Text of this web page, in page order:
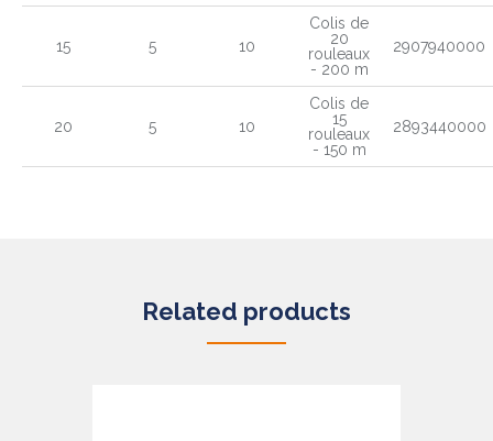
15 5 10
Colis de
20
rouleaux
- 200 m
2907940000
20 5 10
Colis de
15
rouleaux
- 150 m
2893440000
Related products